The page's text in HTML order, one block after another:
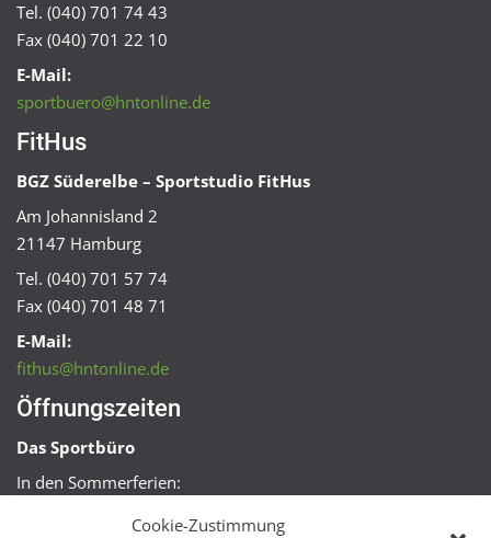
Cookie-Zustimmung
Tel. (040) 701 74 43
Fax (040) 701 22 10
E-Mail:
sportbuero@hntonline.de
FitHus
BGZ Süderelbe – Sportstudio FitHus
Am Johannisland 2
21147 Hamburg
Tel. (040) 701 57 74
Fax (040) 701 48 71
E-Mail:
fithus@hntonline.de
Öffnungszeiten
Das Sportbüro
In den Sommerferien: